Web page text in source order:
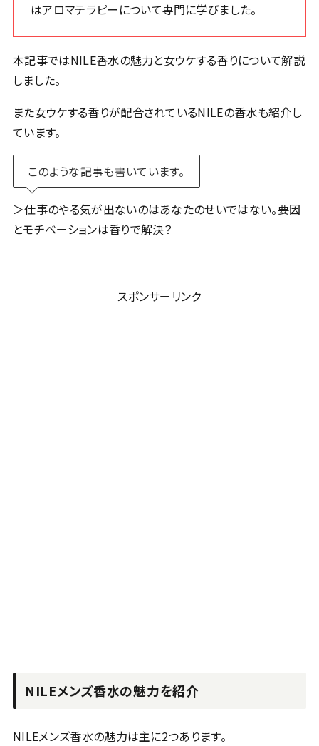
はアロマテラピーについて専門に学びました。
本記事ではNILE香水の魅力と女ウケする香りについて解説
しました。
また女ウケする香りが配合されているNILEの香水も紹介し
ています。
このような記事も書いています。
＞仕事のやる気が出ないのはあなたのせいではない。要因
とモチベーションは香りで解決？
スポンサーリンク
NILEメンズ香水の魅力を紹介
NILEメンズ香水の魅力は主に2つあります。